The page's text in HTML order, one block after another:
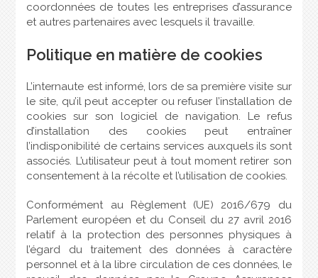
coordonnées de toutes les entreprises d’assurance
et autres partenaires avec lesquels il travaille.
Politique en matière de cookies
L’internaute est informé, lors de sa première visite sur
le site, qu’il peut accepter ou refuser l’installation de
cookies sur son logiciel de navigation. Le refus
d’installation des cookies peut entraîner
l’indisponibilité de certains services auxquels ils sont
associés. L’utilisateur peut à tout moment retirer son
consentement à la récolte et l’utilisation de cookies.
Conformément au Règlement (UE) 2016/679 du
Parlement européen et du Conseil du 27 avril 2016
relatif à la protection des personnes physiques à
l’égard du traitement des données à caractère
personnel et à la libre circulation de ces données, le